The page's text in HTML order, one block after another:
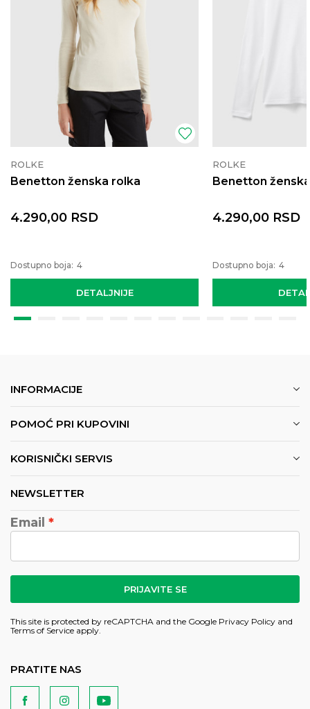
ROLKE
Benetton ženska rolka
DETALJNIJE
4.290,00 RSD
Dostupno boja: 4
ROLKE
Benetton
4.290,00 RSD
Dostupno boja: 4
INFORMACIJE
POMOĆ PRI KUPOVINI
KORISNIČKI SERVIS
NEWSLETTER
Email
PRIJAVITE SE
This site is protected by reCAPTCHA and the Google Privacy Policy and
Terms of Service apply.
PRATITE NAS